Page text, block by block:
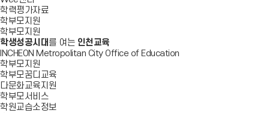
학력평가자료
학부모지원
학부모지원
학생성공시대 를 여는 인천교육
INCHEON Metropolitan City Office of Education
학부모지원
학부모꿈디교육
다문화교육지원
학부모서비스
학원교습소정보